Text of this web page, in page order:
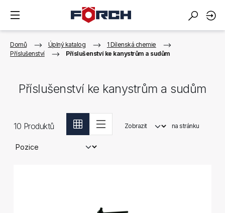
Domů Úplný katalog
1 Dílenská chemie
Příslušenství
Příslušenství ke kanystrům a sudům
Příslušenství ke kanystrům a sudům
10 Produktů Zobrazit na stránku